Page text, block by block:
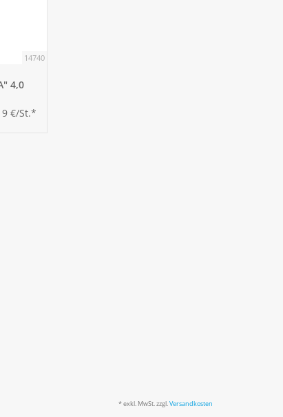
14740
4,0
€/St.*
* exkl. MwSt. zzgl.Versandkosten